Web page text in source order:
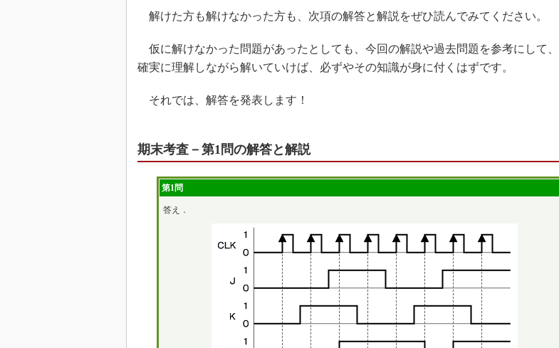
産業オープンネット展
3Dプリンタ
S＆OP
インダストリー4.0
植物工場
制御セキュリティ
新型コロナへの対応
解けた方も解けなかった方も、次項の解答と解説をぜひ読んでみてください。
仮に解けなかった問題があったとしても、今回の解説や過去問題を参考にして、
確実に理解しながら解いていけば、必ずやその知識が身に付くはずです。
それでは、解答を発表します！
期末考査－第1問の解答と解説
第1問
答え．